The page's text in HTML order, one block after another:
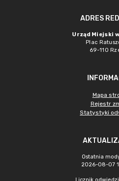
ADRES
Urząd Miejski
Plac
69-110
Mapa
Rejestr
Statystyki
Ostatnia
2026-08-07